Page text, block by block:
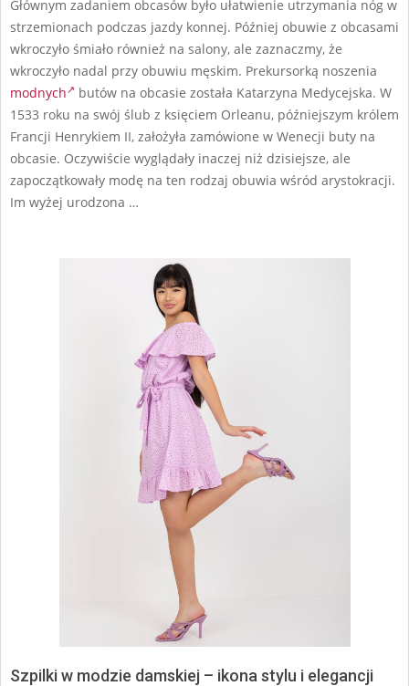
Głównym zadaniem obcasów było ułatwienie utrzymania nóg w
strzemionach podczas jazdy konnej. Później obuwie z obcasami
wkroczyło śmiało również na salony, ale zaznaczmy, że
wkroczyło nadal przy obuwiu męskim. Prekursorką noszenia
modnych
butów na obcasie została Katarzyna Medycejska. W
1533 roku na swój ślub z księciem Orleanu, późniejszym królem
Francji Henrykiem II, założyła zamówione w Wenecji buty na
obcasie. Oczywiście wyglądały inaczej niż dzisiejsze, ale
zapoczątkowały modę na ten rodzaj obuwia wśród arystokracji.
Im wyżej urodzona …
Szpilki w modzie damskiej – ikona stylu i elegancji